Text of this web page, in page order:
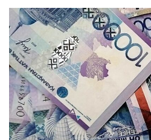
at
s
A
p
p
c
e
b
o
o
k
tt
er
n
o
kl
a
ss
ni
ki